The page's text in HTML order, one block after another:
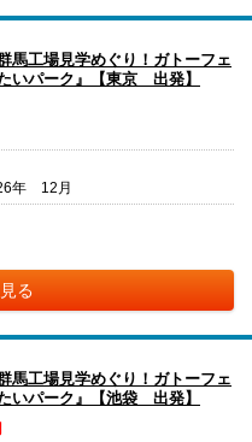
馬工場見学めぐり！ガトーフェ
いパーク』【東京 出発】
年 12月
る
馬工場見学めぐり！ガトーフェ
いパーク』【池袋 出発】